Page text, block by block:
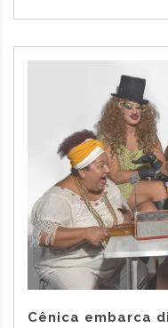
Cênica embarca